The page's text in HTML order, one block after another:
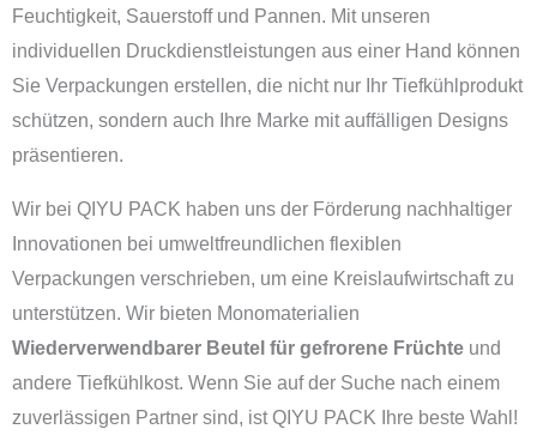
Feuchtigkeit, Sauerstoff und Pannen. Mit unseren
individuellen Druckdienstleistungen aus einer Hand können
Sie Verpackungen erstellen, die nicht nur Ihr Tiefkühlprodukt
schützen, sondern auch Ihre Marke mit auffälligen Designs
präsentieren.
Wir bei QIYU PACK haben uns der Förderung nachhaltiger
Innovationen bei umweltfreundlichen flexiblen
Verpackungen verschrieben, um eine Kreislaufwirtschaft zu
unterstützen. Wir bieten Monomaterialien
Wiederverwendbarer Beutel für gefrorene Früchte und
andere Tiefkühlkost. Wenn Sie auf der Suche nach einem
zuverlässigen Partner sind, ist QIYU PACK Ihre beste Wahl!